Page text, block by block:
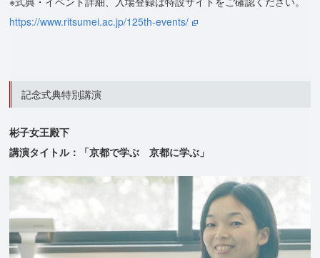
https://www.ritsumei.ac.jp/125th-events/
記念式典特別講演
彬子女王殿下
講演タイトル：「京都で学ぶ 京都に学ぶ」